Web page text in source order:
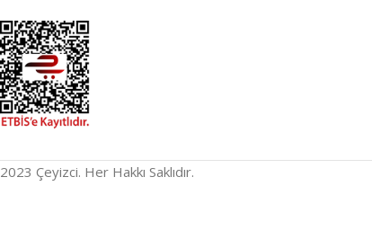
2023 Çeyizci. Her Hakkı Saklıdır.